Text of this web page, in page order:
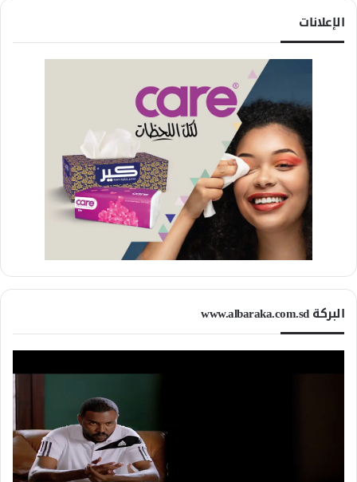
الإعلانات
البركة www.albaraka.com.sd